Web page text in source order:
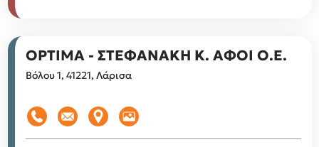
OPTIMA - ΣΤΕΦΑΝΑΚΗ Κ. ΑΦΟΙ Ο.Ε.
Βόλου 1, 41221, Λάρισα